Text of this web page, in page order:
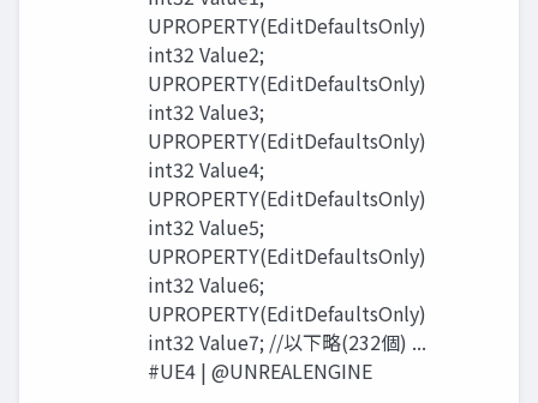
UPROPERTY(EditDefaultsOnly)
int32 Value2;
UPROPERTY(EditDefaultsOnly)
int32 Value3;
UPROPERTY(EditDefaultsOnly)
int32 Value4;
UPROPERTY(EditDefaultsOnly)
int32 Value5;
UPROPERTY(EditDefaultsOnly)
int32 Value6;
UPROPERTY(EditDefaultsOnly)
int32 Value7; //以下略(232個) ...
#UE4 | @UNREALENGINE